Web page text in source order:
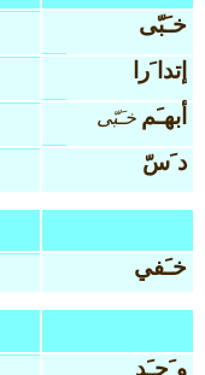
خـَبّى
إتدا َرا
أبهـَم خـَبّى
د َسّ
خـَفي
و َجـَد